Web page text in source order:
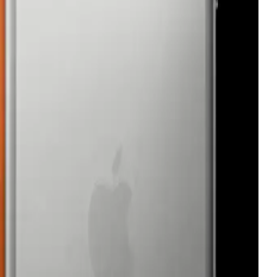
Etkinlik, Apple teknolojilerinde